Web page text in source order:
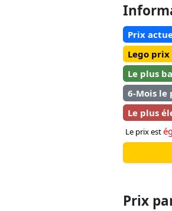
Prix
Lego
Le plus
6-Mois le
Le plus
Le prix est
Prix